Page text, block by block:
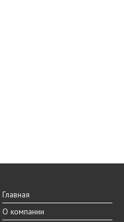
Главная
О компании